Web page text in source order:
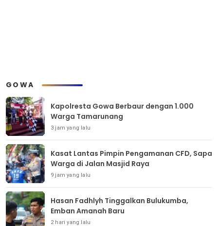
GOWA
Kapolresta Gowa Berbaur dengan 1.000
Warga Tamarunang
3 jam yang lalu
Kasat Lantas Pimpin Pengamanan CFD, Sapa
Warga di Jalan Masjid Raya
9 jam yang lalu
Hasan Fadhlyh Tinggalkan Bulukumba,
Emban Amanah Baru
2 hari yang lalu